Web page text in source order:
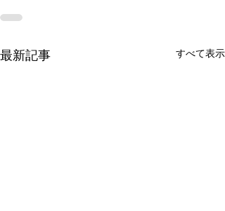
最新記事 すべて表示